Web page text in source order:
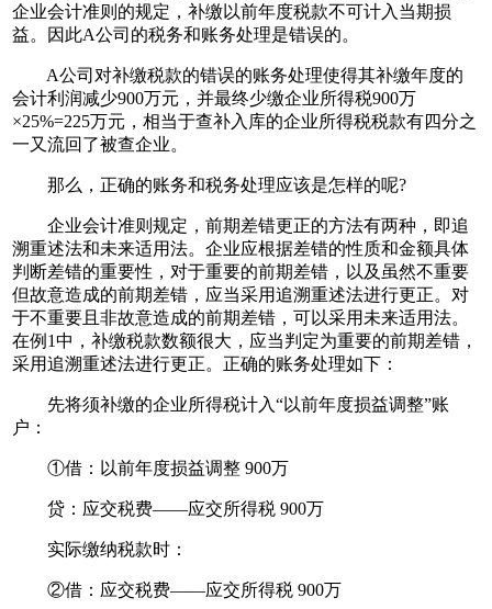
企业会计准则的规定，补缴以前年度税款不可计入当期损
益。因此A公司的税务和账务处理是错误的。
A公司对补缴税款的错误的账务处理使得其补缴年度的
会计利润减少900万元，并最终少缴企业所得税900万
×25%=225万元，相当于查补入库的企业所得税税款有四分之
一又流回了被查企业。
那么，正确的账务和税务处理应该是怎样的呢?
企业会计准则规定，前期差错更正的方法有两种，即追
溯重述法和未来适用法。企业应根据差错的性质和金额具体
判断差错的重要性，对于重要的前期差错，以及虽然不重要
但故意造成的前期差错，应当采用追溯重述法进行更正。对
于不重要且非故意造成的前期差错，可以采用未来适用法。
在例1中，补缴税款数额很大，应当判定为重要的前期差错，
采用追溯重述法进行更正。正确的账务处理如下：
先将须补缴的企业所得税计入“以前年度损益调整”账
户：
①借：以前年度损益调整 900万
贷：应交税费——应交所得税 900万
实际缴纳税款时：
②借：应交税费——应交所得税 900万